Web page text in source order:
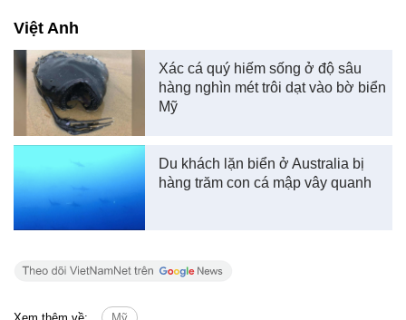
Việt Anh
Xác cá quý hiếm sống ở độ sâu
hàng nghìn mét trôi dạt vào bờ biển
Mỹ
Du khách lặn biển ở Australia bị
hàng trăm con cá mập vây quanh